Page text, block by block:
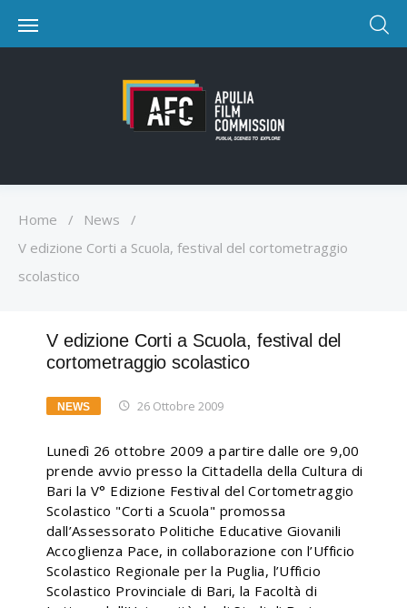
Home / News
/
V edizione Corti a Scuola, festival del cortometraggio
scolastico
V edizione Corti a Scuola, festival del
cortometraggio scolastico
NEWS 26 Ottobre 2009
Lunedì 26 ottobre 2009 a partire dalle ore 9,00
prende avvio presso la Cittadella della Cultura di
Bari la V° Edizione Festival del Cortometraggio
Scolastico "Corti a Scuola" promossa
dall’Assessorato Politiche Educative Giovanili
Accoglienza Pace, in collaborazione con l’Ufficio
Scolastico Regionale per la Puglia, l’Ufficio
Scolastico Provinciale di Bari, la Facoltà di